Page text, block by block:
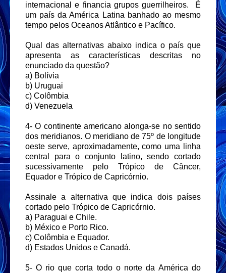
internacional e financia grupos guerrilheiros. É
um país da América Latina banhado ao mesmo
tempo pelos Oceanos Atlântico e Pacífico.
Qual das alternativas abaixo indica o país que
apresenta as características descritas no
enunciado da questão?
a) Bolívia
b) Uruguai
c) Colômbia
d) Venezuela
4- O continente americano alonga-se no sentido
dos meridianos. O meridiano de 75º de longitude
oeste serve, aproximadamente, como uma linha
central para o conjunto latino, sendo cortado
sucessivamente pelo Trópico de Câncer,
Equador e Trópico de Capricórnio.
Assinale a alternativa que indica dois países
cortado pelo Trópico de Capricórnio.
a) Paraguai e Chile.
b) México e Porto Rico.
c) Colômbia e Equador.
d) Estados Unidos e Canadá.
5- O rio que corta todo o norte da América do